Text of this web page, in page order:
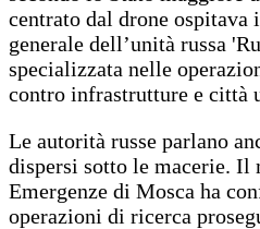
centrato dal drone
generale dell’unità russa
specializzata nelle
contro infrastrutture e città
Le autorità russe parlano
dispersi sotto le macerie. Il
Emergenze di Mosca ha
operazioni di ricerca